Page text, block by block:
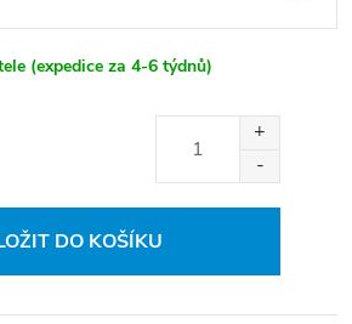
(expedice za 4-6 týdnů)
DO KOŠÍKU